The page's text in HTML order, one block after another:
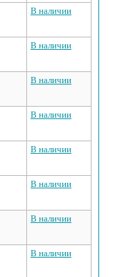
В наличии
В наличии
В наличии
В наличии
В наличии
В наличии
В наличии
В наличии